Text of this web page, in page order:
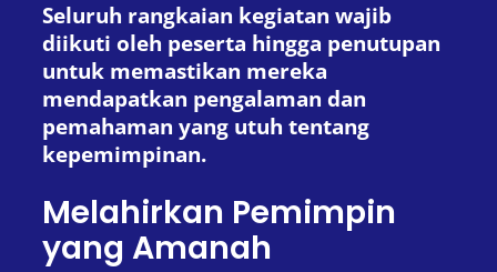
Seluruh rangkaian kegiatan wajib
diikuti oleh peserta hingga penutupan
untuk memastikan mereka
mendapatkan pengalaman dan
pemahaman yang utuh tentang
kepemimpinan.
Melahirkan Pemimpin
yang Amanah